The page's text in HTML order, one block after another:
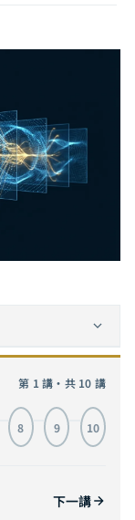
循環神經網路完全指南：從序列建模到 LSTM 實戰，掌握時間序列 AI 的核心引擎
自注意力機制完全指南：從 Transformer 原理到 GPT 與 ViT 實戰，理解 AI 革命的核心引擎
生成對抗網路完全指南：從零和博弈到 StyleGAN，掌握 AI 生成的對抗之道
第 1 講・共 10 講
8 9 10
下一講